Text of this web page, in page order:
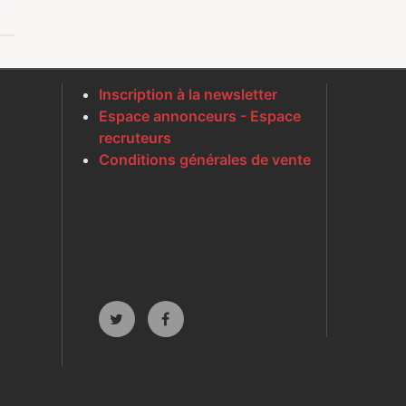
Inscription à la newsletter
Espace annonceurs - Espace
recruteurs
Conditions générales de vente